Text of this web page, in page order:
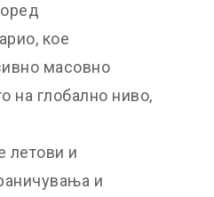
кое
масовно
на глобално ниво,
летови и
и